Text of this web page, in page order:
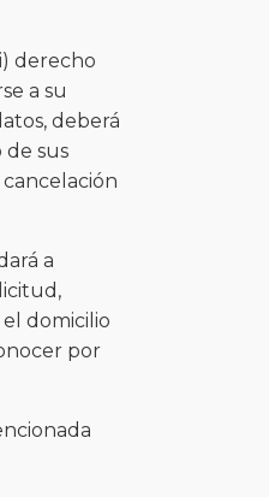
derecho
a su
deberá
de sus
a
domicilio
por